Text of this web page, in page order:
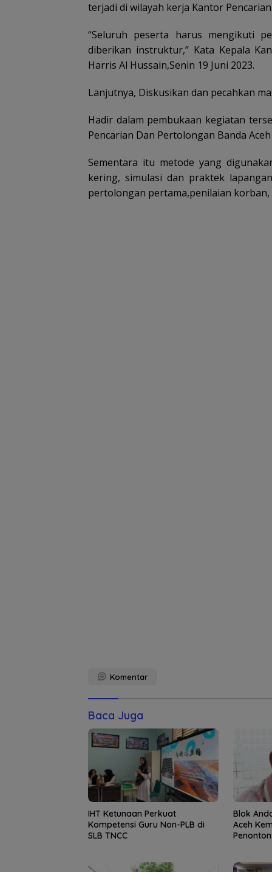
terjadi di wilayah kerja Kantor Pencarian
“Seluruh peserta harus mengikuti
diberikan instruktur,” Kata Kepala
Harris Al Hussain,Senin 19 Juni 2023.
Lanjutnya, Diskusikan dan pecahkan
Hadir dalam pembukaan kegiatan
Pencarian Dan Pertolongan Banda Aceh
Sementara itu metode yang
kering, simulasi dan praktek
pertolongan pertama,penilaian
Komentar
Baca Juga
IHT Ketunaan Perkuat
Kompetensi Guru Non-PLB di
SLB TNCC
Blok
Aceh
Penonton